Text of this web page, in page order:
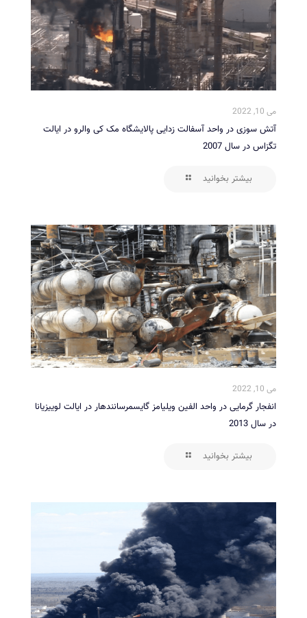
می 10, 2022
آتش سوزی در واحد آسفالت زدایی پالایشگاه مک کی والرو در ایالت
تگزاس در سال 2007
بیشتر بخوانید
می 10, 2022
انفجار گرمایی در واحد الفین ویلیامز گایسمرسانندهار در ایالت لوییزیانا
در سال 2013
بیشتر بخوانید